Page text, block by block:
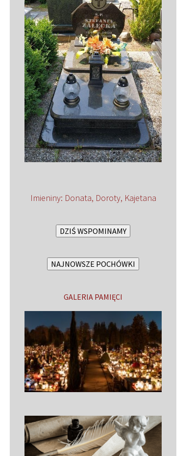
Imieniny: Donata, Doroty, Kajetana
DZIŚ WSPOMINAMY
NAJNOWSZE POCHÓWKI
GALERIA PAMIĘCI